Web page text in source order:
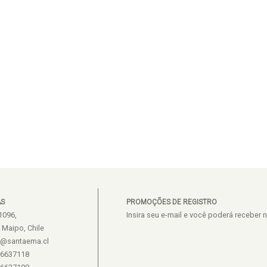
Maipo, Chile
PROMOÇÕES DE REGISTRO
Insira seu e-mail e você poderá receber